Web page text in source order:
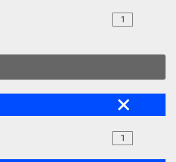
1
1